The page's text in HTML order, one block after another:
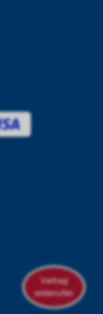
Vertrag
widerrufen